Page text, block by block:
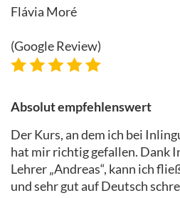
Flávia Moré
(Google Review)
Absolut empfehlenswert
Der Kurs, an dem ich bei
hat mir richtig gefallen. Dank
Lehrer „Andreas“, kann ich
und sehr gut auf Deutsch